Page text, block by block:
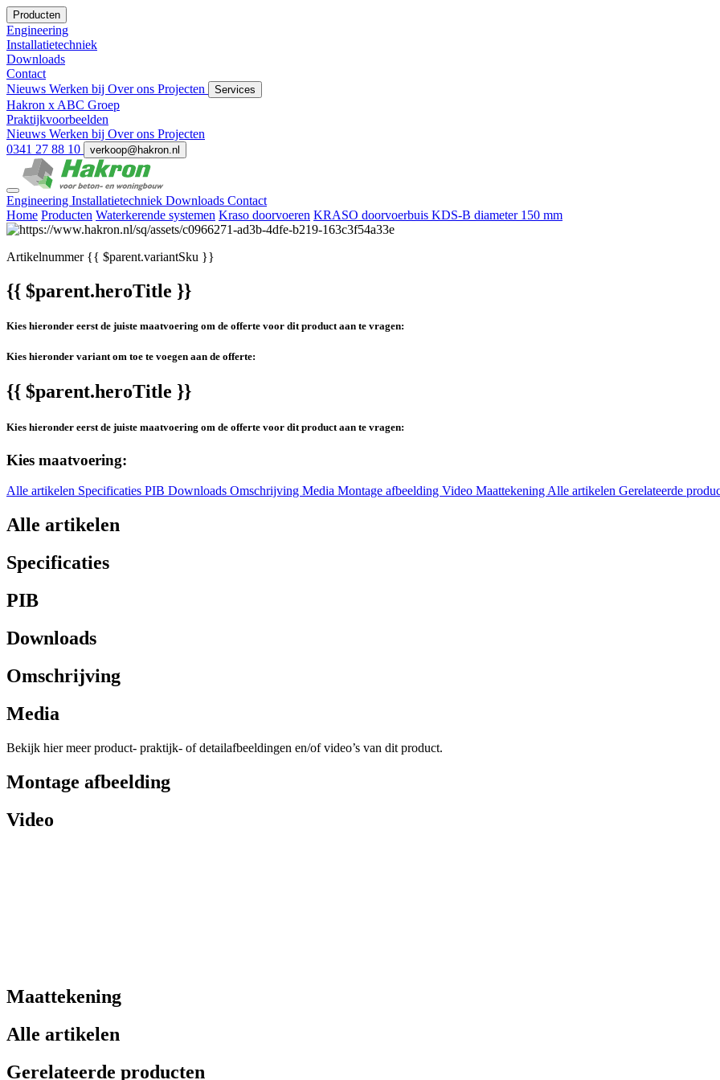
Producten
Engineering
Installatietechniek
Downloads
Contact
Nieuws Werken bij Over ons Projecten Services
Hakron x ABC Groep
Praktijkvoorbeelden
Nieuws Werken bij Over ons Projecten
0341 27 88 10
verkoop@hakron.nl
Engineering Installatietechniek Downloads Contact
Home Producten Waterkerende systemen Kraso doorvoeren KRASO doorvoerbuis KDS-B diameter 150 mm
Artikelnummer{{ $parent.variantSku }}
{{ $parent.heroTitle }}
Kies hieronder eerst de juiste maatvoering om de offerte voor dit product aan te vragen:
Kies hieronder variant om toe te voegen aan de offerte:
{{ $parent.heroTitle }}
Kies hieronder eerst de juiste maatvoering om de offerte voor dit product aan te vragen:
Kies maatvoering:
Alle artikelen Specificaties PIB Downloads Omschrijving Media Montage afbeelding Video MaattekeningAlle artikelen Gerelateerde
Alle artikelen
Specificaties
PIB
Downloads
Omschrijving
Media
Bekijk hier meer product- praktijk- of detailafbeeldingen en/of video’s van dit product.
Montage afbeelding
Video
Maattekening
Alle artikelen
Gerelateerde producten